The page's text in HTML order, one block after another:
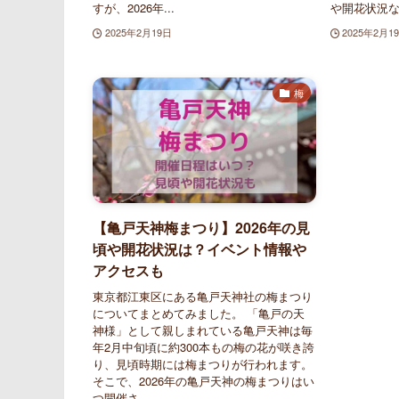
すが、2026年...
2025年2月19日
や開花状況
2025年2月
梅
【亀戸天神梅まつり】2026年の見
頃や開花状況は？イベント情報や
アクセスも
東京都江東区にある亀戸天神社の梅まつり
についてまとめてみました。 「亀戸の天
神様」として親しまれている亀戸天神は毎
年2月中旬頃に約300本もの梅の花が咲き誇
り、見頃時期には梅まつりが行われます。
そこで、2026年の亀戸天神の梅まつりはい